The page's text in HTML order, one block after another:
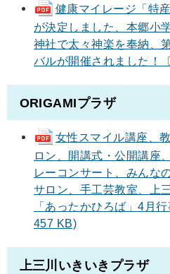
健康マイレージ「特
が決定しました、本郷小
神社で太々神楽を奉納、
バルが開催されました！
ORIGAMIプラザ
女性スマイル講座、
ロン、開講式・公開講座
レーコンサート、みんな
サロン、手工芸教室、上
「あったかひろば」4月
457 KB)
上三川いきいきプラザ